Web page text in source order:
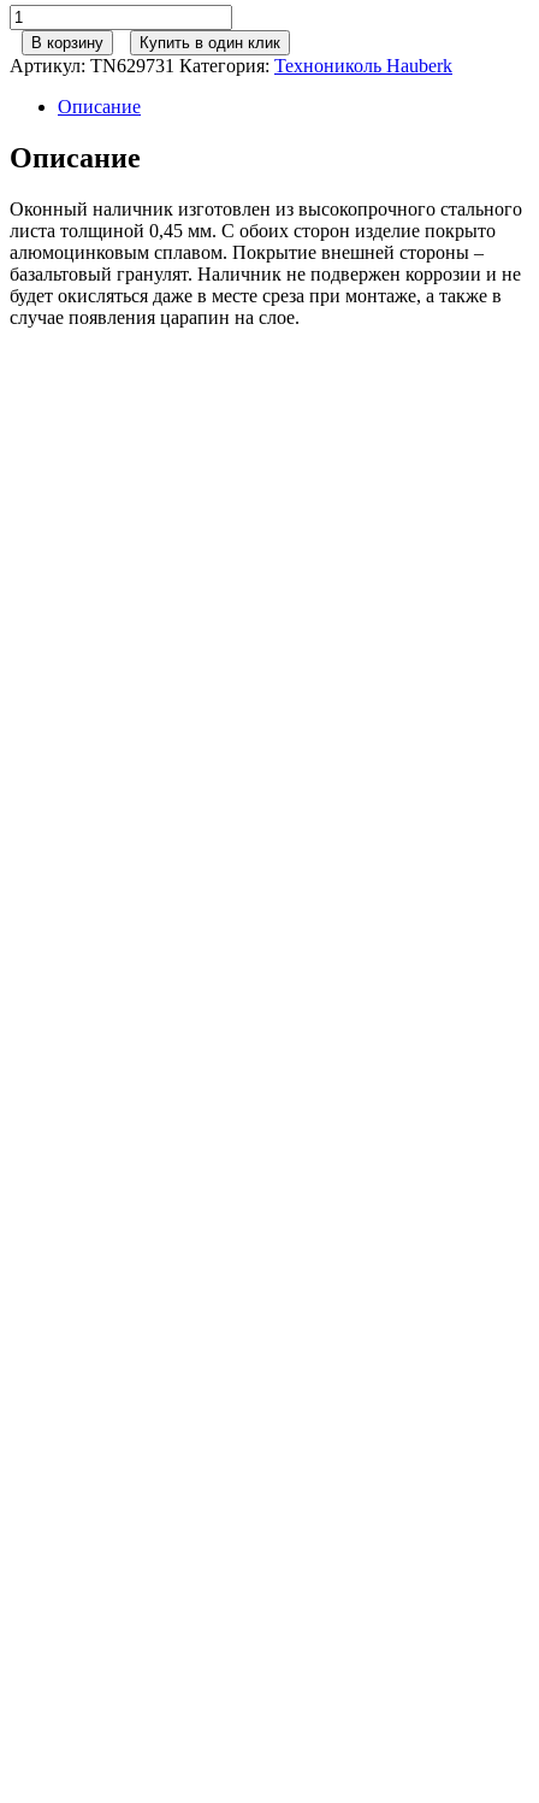
Количество
товара
ТЕХНОНИКОЛЬ
HAUBERK
наличник
оконный
металлический,
сланец,
В корзину Купить в один клик
Артикул: TN629731 Категория: Технониколь Hauberk
Описание
Описание
Оконный наличник изготовлен из высокопрочного стального
листа толщиной 0,45 мм. С обоих сторон изделие покрыто
алюмоцинковым сплавом. Покрытие внешней стороны –
базальтовый гранулят. Наличник не подвержен коррозии и не
будет окисляться даже в месте среза при монтаже, а также в
случае появления царапин на слое.